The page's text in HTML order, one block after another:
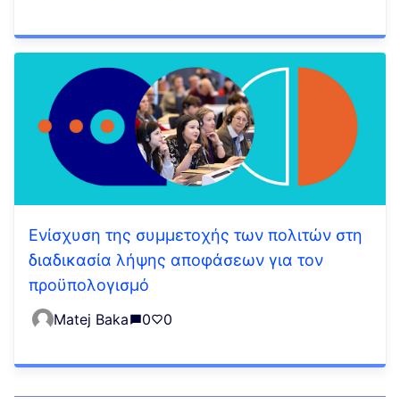
Ενίσχυση της συμμετοχής των πολιτών στη
διαδικασία λήψης αποφάσεων για τον
προϋπολογισμό
Matej Baka 0 0